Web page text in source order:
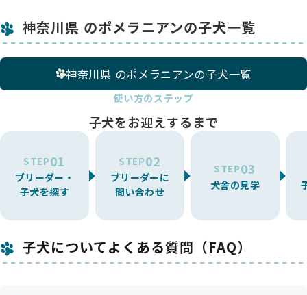
神奈川県 のポメラニアンの子犬一覧
神奈川県 のポメラニアンの子犬一覧
使い方のステップ
子犬をお迎えするまで
STEP01
ブリーダー・
子犬を探す
STEP02
ブリーダーに
問い合わせ
STEP03
犬舎の見学
子犬についてよくある質問（FAQ）